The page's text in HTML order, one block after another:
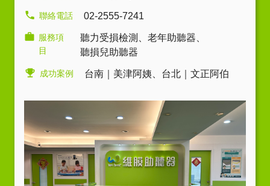
聯絡電話 02-2555-7241
服務項
目
聽力受損檢測 老年助聽器
聽損兒助聽器
成功案例 台南｜美津阿姨 台北｜文正阿伯